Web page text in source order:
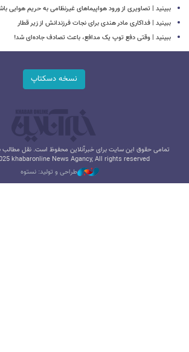
ببینید | تصاویری از ورود هواپیماهای غیرنظامی به حریم هوایی
ببینید | فداکاری مادر هندی برای نجات فرزندانش از زیر قطار
ببینید | وقتی دفع توپ یک مدافع، باعث تصادف جاده‌ای شد!
نسخه دسکتاپ
تمامی حقوق این سایت برای خبرآنلاین محفوظ است. نقل مطالب
khabaronline News Agancy, All rights reserved
طراحی و تولید: نستوه